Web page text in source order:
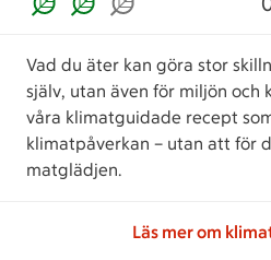
Vad du äter kan göra stor
själv, utan även för miljön och
våra klimatguidade recept
klimatpåverkan – utan att för
matglädjen.
Läs mer om